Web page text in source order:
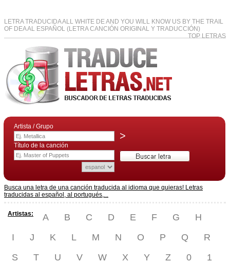
LETRA TRADUCIDA ALL WHITE DE AND YOU WILL KNOW US BY THE TRAIL
OF DEA AL ESPAÑOL (LETRA CANCIÓN ORIGINAL Y TRADUCCIÓN)
TOP LETRAS
Artista / Grupo
>
Título de la canción
Busca una letra de una canción traducida al idioma que quieras! Letras
traducidas al español, al portugués,...
Artistas: A B C D E F G
H
I
J K L M N O P Q
R
S
T U V W X Y Z 0
1